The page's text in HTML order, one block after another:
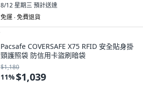
8/12 星期三預計送達
免運 ∙ 免費退貨
Pacsafe COVERSAFE X75 RFID 安全貼身掛
頸護照袋 防信用卡盜刷暗袋
$1,180
11%$1,039